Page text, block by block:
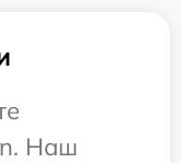
Наш